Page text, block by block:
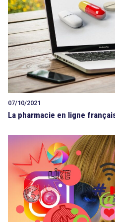
07/10/2021
La pharmacie en ligne